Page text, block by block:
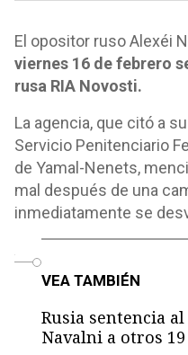
El opositor ruso Alexéi
viernes 16 de febrero
rusa RIA Novosti.
La agencia, que citó a
Servicio Penitenciario
de Yamal-Nenets,
mal después de una
inmediatamente se
VEA TAMBIÉN
Rusia sentencia
Navalni a otros